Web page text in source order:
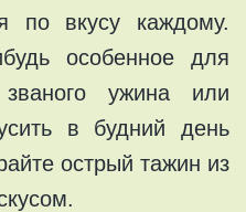
по вкусу каждому.
особенное для
ужина или
в будний день
острый тажин из